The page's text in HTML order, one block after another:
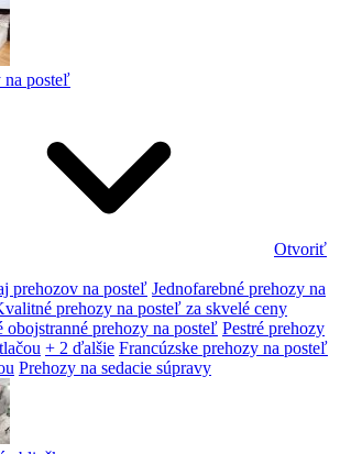
na posteľ
Otvoriť
prehozov na posteľ Jednofarebné prehozy na
prehozy na posteľ za skvelé ceny
obojstranné prehozy na posteľ Pestré prehozy
+ 2 ďalšie Francúzske prehozy na posteľ
Prehozy na sedacie súpravy